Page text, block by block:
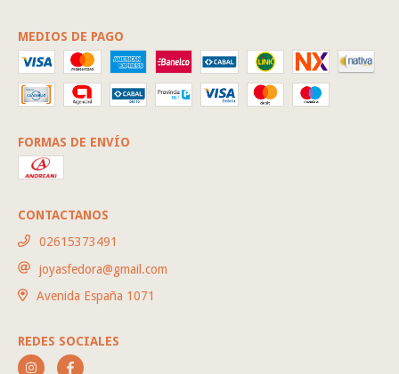
MEDIOS DE PAGO
FORMAS DE ENVÍO
CONTACTANOS
02615373491
joyasfedora@gmail.com
Avenida España 1071
REDES SOCIALES